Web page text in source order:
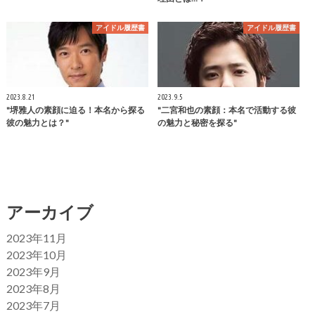
アイドル履歴書
2023.8.21
"堺雅人の素顔に迫る！本名から探る
彼の魅力とは？"
アイドル履歴書
2023.9.5
"二宮和也の素顔：本名で活動する彼
の魅力と秘密を探る"
アーカイブ
2023年11月
2023年10月
2023年9月
2023年8月
2023年7月